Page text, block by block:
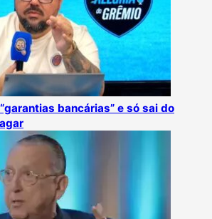
bancárias” e só sai do